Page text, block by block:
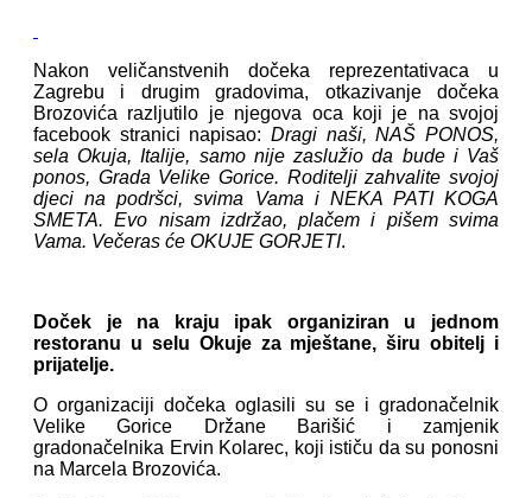
Nakon veličanstvenih dočeka reprezentativaca u
Zagrebu i drugim gradovima, otkazivanje dočeka
Brozovića razljutilo je njegova oca koji je na svojoj
facebook stranici napisao: Dragi naši, NAŠ PONOS,
sela Okuja, Italije, samo nije zaslužio da bude i Vaš
ponos, Grada Velike Gorice. Roditelji zahvalite svojoj
djeci na podršci, svima Vama i NEKA PATI KOGA
SMETA. Evo nisam izdržao, plačem i pišem svima
Vama. Večeras će OKUJE GORJETI.
Doček je na kraju ipak organiziran u jednom
restoranu u selu Okuje za mještane, širu obitelj i
prijatelje.
O organizaciji dočeka oglasili su se i gradonačelnik
Velike Gorice Držane Barišić i zamjenik
gradonačelnika Ervin Kolarec, koji ističu da su ponosni
na Marcela Brozovića.